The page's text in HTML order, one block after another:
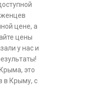
цене, а
цены
у нас и
это
в Крыму, с